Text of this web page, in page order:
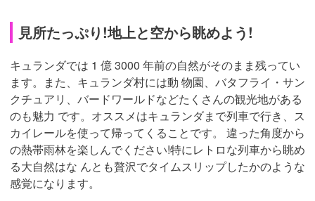
見所たっぷり!地上と空から眺めよう!
キュランダでは 1 億 3000 年前の自然がそのまま残ってい
ます。また、キュランダ村には動 物園、バタフライ・サン
クチュアリ、バードワールドなどたくさんの観光地がある
のも魅力 です。オススメはキュランダまで列車で行き、ス
カイレールを使って帰ってくることです。 違った角度から
の熱帯雨林を楽しんでください!特にレトロな列車から眺め
る大自然はな んとも贅沢でタイムスリップしたかのような
感覚になります。